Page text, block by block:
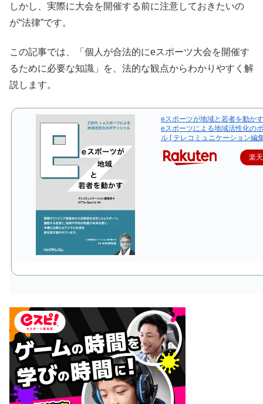
しかし、実際に大会を開催する前に注意しておきたいの
が“法律”です。
この記事では、「個人が合法的にeスポーツ大会を開催す
るために必要な知識」を、法的な観点からわかりやすく解
説します。
eスポーツが地域と若者を動か
eスポーツによる地域活性化の
ル [ テレコミュニケーション編
楽